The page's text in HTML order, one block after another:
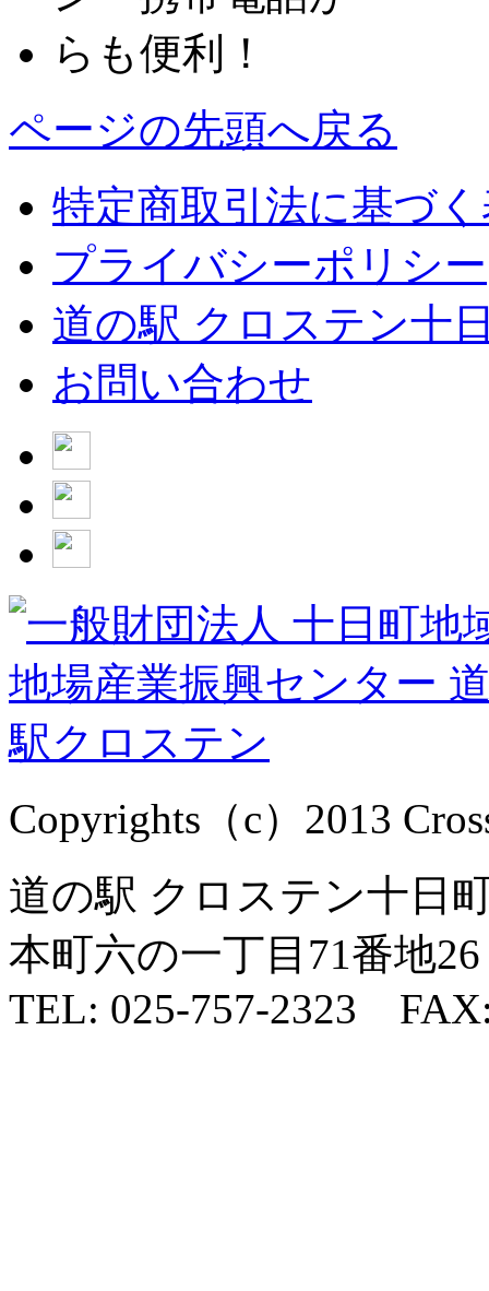
ページの先頭へ戻る
特定商取引法に基づ
プライバシーポリシー
道の駅 クロステン十
お問い合わせ
Copyrights（c）2013
道の駅 クロステン十日
本町六の一丁目71番地26
TEL: 025-757-2323